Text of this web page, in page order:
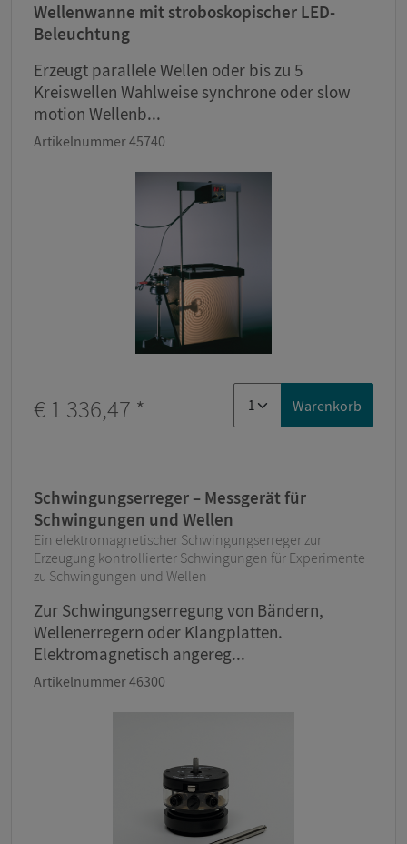
Wellenwanne mit stroboskopischer LED-
Beleuchtung
Erzeugt parallele Wellen oder bis zu 5
Kreiswellen Wahlweise synchrone oder slow
motion Wellenb...
Artikelnummer 45740
€ 1 336,47 * Warenkorb
Schwingungserreger – Messgerät für
Schwingungen und Wellen
Ein elektromagnetischer Schwingungserreger zur
Erzeugung kontrollierter Schwingungen für Experimente
zu Schwingungen und Wellen
Zur Schwingungserregung von Bändern,
Wellenerregern oder Klangplatten.
Elektromagnetisch angereg...
Artikelnummer 46300